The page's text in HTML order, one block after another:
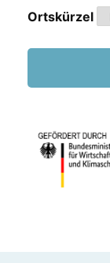
Ortskürzel